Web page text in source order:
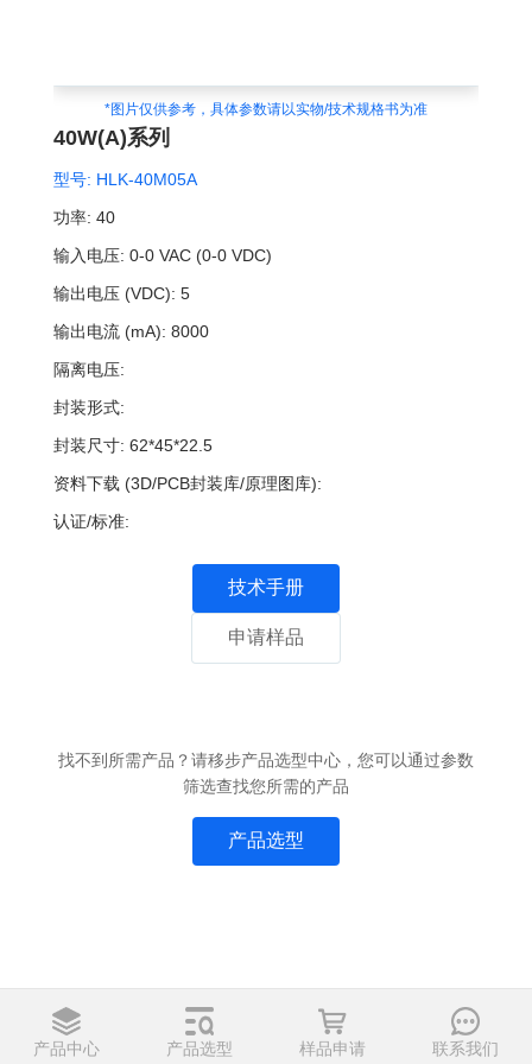
*图片仅供参考，具体参数请以实物/技术规格书为准
40W(A)系列
型号: HLK-40M05A
功率: 40
输入电压: 0-0 VAC (0-0 VDC)
输出电压 (VDC): 5
输出电流 (mA): 8000
隔离电压:
封装形式:
封装尺寸: 62*45*22.5
资料下载 (3D/PCB封装库/原理图库):
认证/标准:
技术手册
申请样品
找不到所需产品？请移步产品选型中心，您可以通过参数
筛选查找您所需的产品
产品选型
产品中心 产品选型 样品申请 联系我们